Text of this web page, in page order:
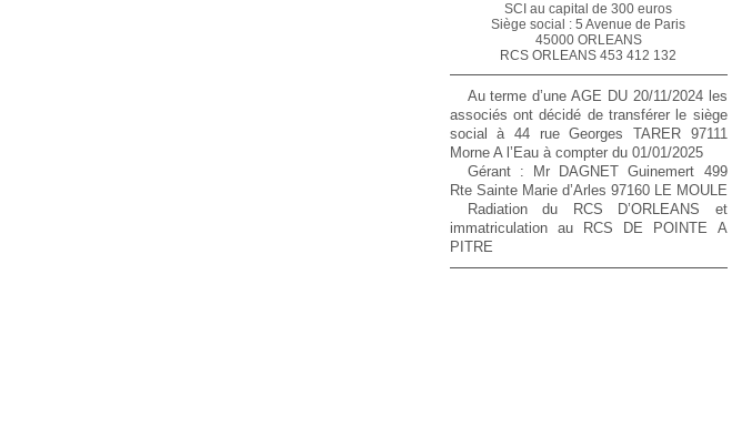
SCI au capital de 300 euros
Siège social : 5 Avenue de Paris
45000 ORLEANS
RCS ORLEANS 453 412 132
Au terme d’une AGE DU 20/11/2024 les
associés ont décidé de transférer le siège
social à 44 rue Georges TARER 97111
Morne A l’Eau à compter du 01/01/2025
Gérant : Mr DAGNET Guinemert 499
Rte Sainte Marie d’Arles 97160 LE MOULE
Radiation du RCS D’ORLEANS et
immatriculation au RCS DE POINTE A
PITRE